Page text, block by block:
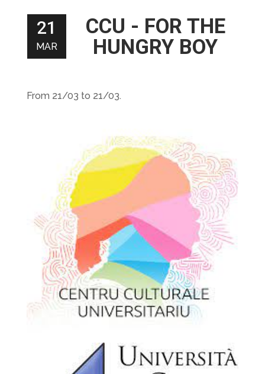
21
MAR
CCU - FOR THE
HUNGRY BOY
From 21/03 to 21/03.